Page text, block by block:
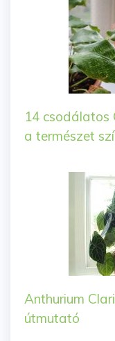
14 csodálatos
a természet
Anthurium
útmutató